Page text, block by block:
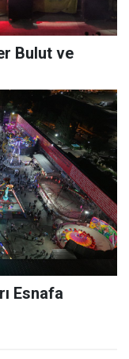
Bulut ve
Esnafa